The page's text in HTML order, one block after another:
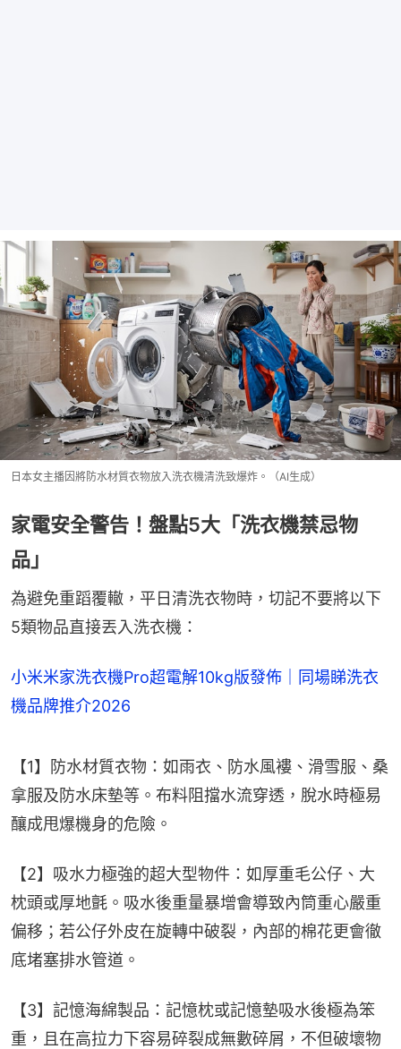
日本女主播因將防水材質衣物放入洗衣機清洗致爆炸。（AI生成）
家電安全警告！盤點5大「洗衣機禁忌物
品」
為避免重蹈覆轍，平日清洗衣物時，切記不要將以下
5類物品直接丟入洗衣機：
小米米家洗衣機Pro超電解10kg版發佈｜同場睇洗衣
機品牌推介2026
【1】防水材質衣物：如雨衣、防水風褸、滑雪服、桑
拿服及防水床墊等。布料阻擋水流穿透，脫水時極易
釀成甩爆機身的危險。
【2】吸水力極強的超大型物件：如厚重毛公仔、大
枕頭或厚地氈。吸水後重量暴增會導致內筒重心嚴重
偏移；若公仔外皮在旋轉中破裂，內部的棉花更會徹
底堵塞排水管道。
【3】記憶海綿製品：記憶枕或記憶墊吸水後極為笨
重，且在高拉力下容易碎裂成無數碎屑，不但破壞物